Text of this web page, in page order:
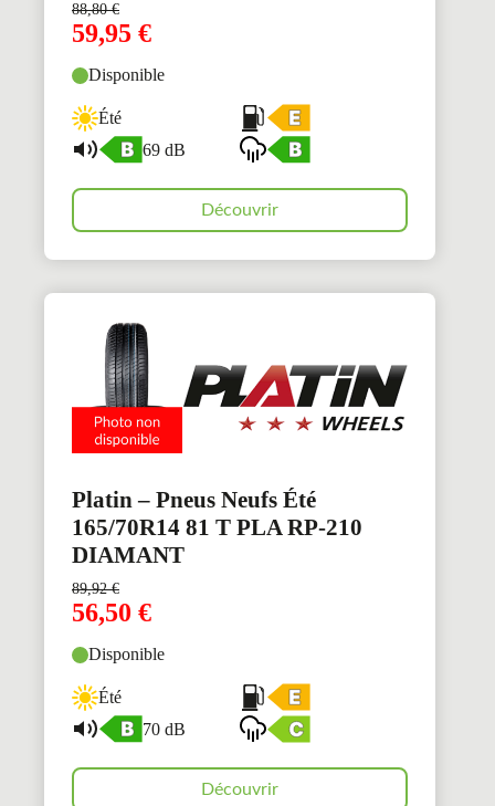
88,80€
59,95 €
Disponible
Été
69 dB
Découvrir
Platin – Pneus Neufs Été
165/70R14 81 T PLA RP-210
DIAMANT
89,92€
56,50 €
Disponible
Été
70 dB
Découvrir